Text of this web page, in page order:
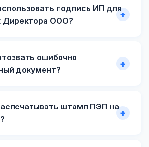
подпись ИП для
Директора ООО?
ошибочно
документ?
штамп ПЭП на